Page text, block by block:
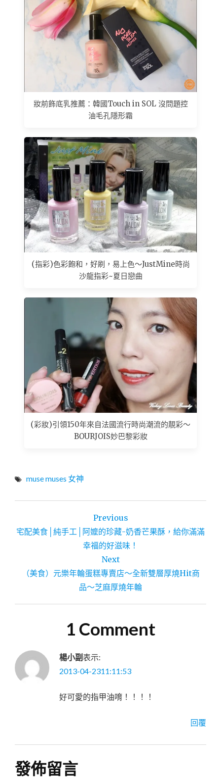
妝前飾底乳推薦：韓國Touch in SOL 沒問題控
油毛孔隱形霜
(指彩)色彩飽和，好刷，易上色～JustMine時尚
沙龍指彩~夏日戀曲
(彩妝)引領150年來自法國流行時尚潮流的靚彩～
BOURJOIS妙巴黎彩妝
muse muses 女神
章
覽
Previous
宅配美食│純手工│阿嬤的珍藏-奶香芒果酥，給你滿滿
幸福的好滋味！
Next
（美食）元樂年輪蛋糕專賣店～全新雙層厚燒Hit商
品～芝麻厚燒年輪
1 Comment
楊小副表示:
2013-04-2311:11:53
好可愛的指甲油唷！！！！
回覆
發佈留言